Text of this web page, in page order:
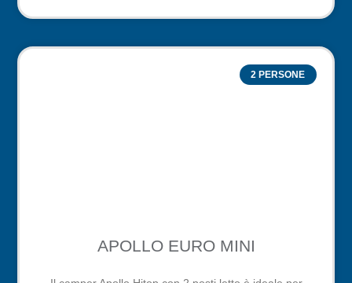
2 PERSONE
APOLLO EURO MINI